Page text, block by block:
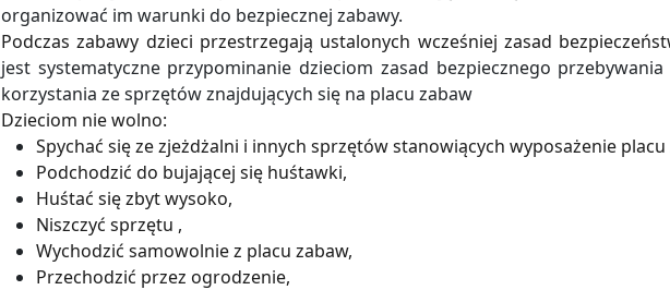
organizować im warunki do bezpiecznej zabawy.
Podczas zabawy dzieci przestrzegają ustalonych wcześniej zasad
jest systematyczne przypominanie dzieciom zasad bezpiecznego
korzystania ze sprzętów znajdujących się na placu zabaw
Dzieciom nie wolno:
Spychać się ze zjeżdżalni i innych sprzętów stanowiących wyposażenie
Podchodzić do bujającej się huśtawki,
Huśtać się zbyt wysoko,
Niszczyć sprzętu ,
Wychodzić samowolnie z placu zabaw,
Przechodzić przez ogrodzenie,